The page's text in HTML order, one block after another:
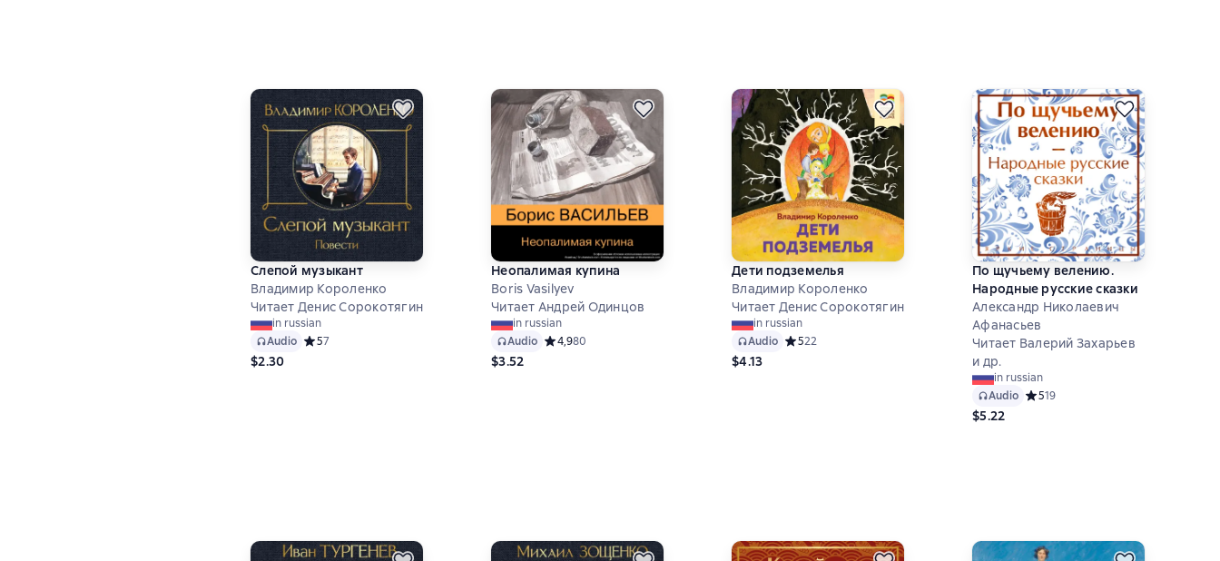
Слепой музыкант
Владимир Короленко
Читает Денис Сорокотягин
in russian
Audio Средний рейтинг 5 на основе 7 оценок
57
$2.30
Неопалимая купина
Boris Vasilyev
Читает Андрей Одинцов
in russian
Audio Средний рейтинг 4,9 на основе 80 оценок
4,980
$3.52
Дети подземелья
Владимир Короленко
Читает Денис Сорокотягин
in russian
Audio Средний рейтинг 5 на основе 22 оценок
522
$4.13
По щучьему велению.
Народные русские сказки
Александр Николаевич
Афанасьев
Читает Валерий Захарьев
и др.
in russian
Audio Средний рейтинг 5 на основе 19
519
$5.22